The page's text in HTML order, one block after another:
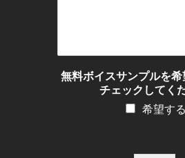
無料ボイスサンプルを希
チェックしてく
希望する